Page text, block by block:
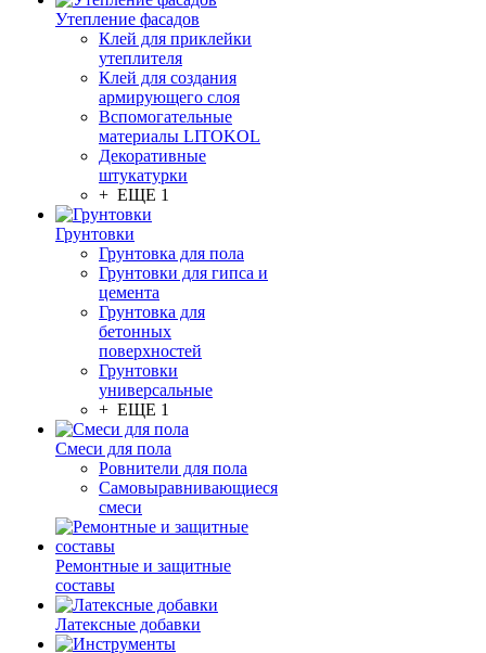
Утепление фасадов
Клей для приклейки
утеплителя
Клей для создания
армирующего слоя
Вспомогательные
материалы LITOKOL
Декоративные
штукатурки
+ ЕЩЕ 1
Грунтовки
Грунтовка для пола
Грунтовки для гипса и
цемента
Грунтовка для
бетонных
поверхностей
Грунтовки
универсальные
+ ЕЩЕ 1
Смеси для пола
Ровнители для пола
Самовыравнивающиеся
смеси
Ремонтные и защитные
составы
Латексные добавки